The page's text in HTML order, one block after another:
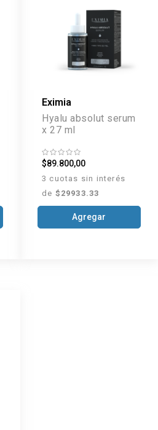
Eximia
Hyalu absolut serum
x 27 ml
$89.800,00
3 cuotas sin interés
de $29933.33
Agregar